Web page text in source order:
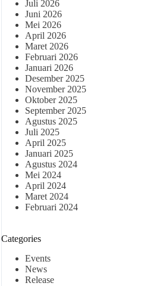
Juli 2026
Juni 2026
Mei 2026
April 2026
Maret 2026
Februari 2026
Januari 2026
Desember 2025
November 2025
Oktober 2025
September 2025
Agustus 2025
Juli 2025
April 2025
Januari 2025
Agustus 2024
Mei 2024
April 2024
Maret 2024
Februari 2024
Categories
Events
News
Release